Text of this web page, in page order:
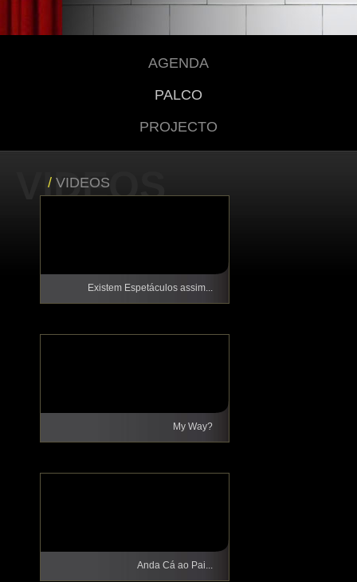
AGENDA
PALCO
PROJECTO
VIDEOS
/ VIDEOS
Existem Espetáculos assim...
My Way?
Anda Cá ao Pai...